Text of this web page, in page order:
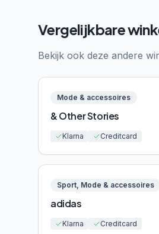
Vergelijkbare
Bekijk ook deze andere
Mode & accessoires
& Other Stories
Klarna Creditcard
Sport, Mode & accessoires
adidas
Klarna Creditcard